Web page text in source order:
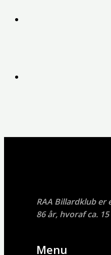
RAA Billardklub er
86 år, hvoraf ca.
Menu